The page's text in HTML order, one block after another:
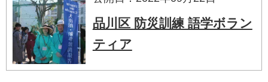
品川区 防災訓練 語学ボラン
ティア